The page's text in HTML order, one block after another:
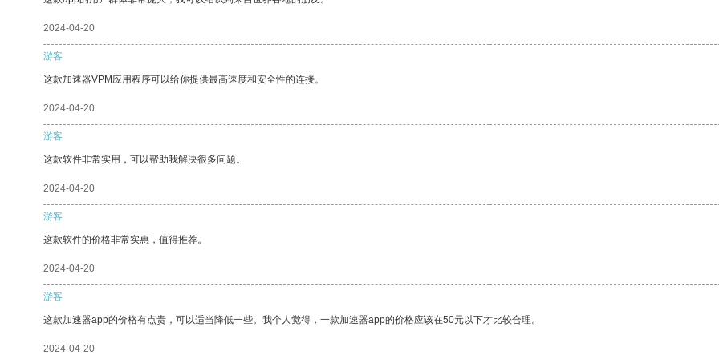
2024-04-20
游客
这款加速器VPM应用程序可以给你提供最高速度和安全性的连接。
2024-04-20
游客
这款软件非常实用，可以帮助我解决很多问题。
2024-04-20
游客
这款软件的价格非常实惠，值得推荐。
2024-04-20
游客
这款加速器app的价格有点贵，可以适当降低一些。我个人觉得，一款加速器app的价格应该在50元以下才比较合理。
2024-04-20